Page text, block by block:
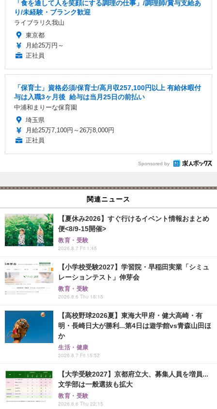
「食を通して人を笑顔にする調理の仕事」/調理師/賞与支給あ
り/未経験・ブランク歓迎
ライブラリ久我山
東京都
月給25万円～
正社員
「保育士」資格必須/保育士/️高月収257,100円以上 ️有給休暇付
与は入職3ヶ月後 ️ 給与は当月25日の前払い
中浦和まりーな保育園
埼玉県
月給25万7,100円～26万8,000円
正社員
Sponsored by
関連ニュース
【夏休み2026】すぐ行けるイベント情報おまとめ
便<8/9-15開催>
教育・受験
2026.8.7 Fri 1:45
【小学校受験2027】学習院・早稲田実業「シミュ
レーションテスト」伸芽会
教育・受験
2026.8.6 Thu 18:15
【高校野球2026夏】東海大甲府・健大高崎・有
明・長崎日大が勝利...第4日は遊学館vs青森山田ほ
か
生活・健康
2026.8.7 Fri 15:52
【大学受験2027】京都府立大、募集人員を増員...
文学部は一般選抜も拡大
教育・受験
2026.8.6 Thu 22:15